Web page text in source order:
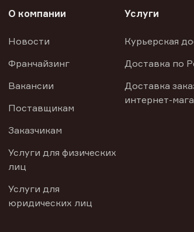
О компании
Новости
Франчайзинг
Вакансии
Поставщикам
Заказчикам
Услуги для физических
лиц
Услуги для
юридических лиц
Услуги
Курьерская
Доставка по
Доставка
интернет-